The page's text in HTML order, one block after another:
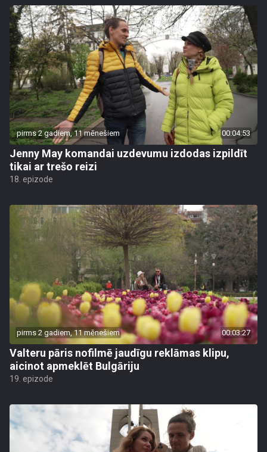
pirms 2 gadiem, 11 mēnešiem 00:04:53
Jenny May komandai uzdevumu izdodas izpildīt
tikai ar trešo reizi
18. epizode
pirms 2 gadiem, 11 mēnešiem 00:03:27
Valteru pāris nofilmē jaudīgu reklāmas klipu,
aicinot apmeklēt Bulgāriju
19. epizode